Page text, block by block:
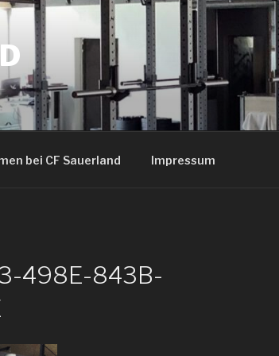
bei CF Sauerland Impressum
498E-843B-